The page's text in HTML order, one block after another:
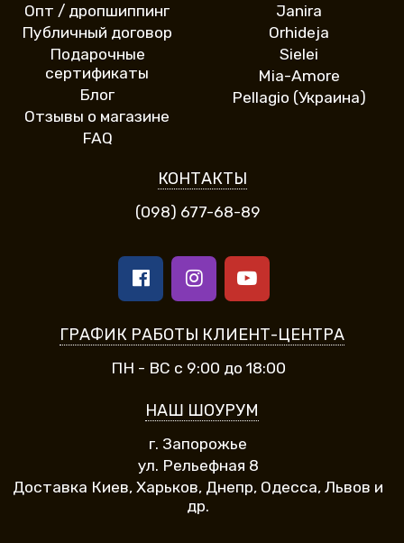
Опт / дропшиппинг
Публичный договор
Подарочные
сертификаты
Блог
Отзывы о магазине
FAQ
Janira
Orhideja
Sielei
Mia-Amore
Pellagio (Украина)
КОНТАКТЫ
(098) 677-68-89
ГРАФИК РАБОТЫ КЛИЕНТ-ЦЕНТРА
ПН - ВС с 9:00 до 18:00
НАШ ШОУРУМ
г. Запорожье
ул. Рельефная 8
Доставка Киев, Харьков, Днепр, Одесса, Львов и
др.